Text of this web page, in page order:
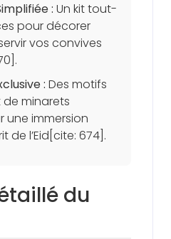
: Un kit tout-
pour décorer
vos convives
: Des motifs
de minarets
immersion
de l’Eid[cite: 674].
du